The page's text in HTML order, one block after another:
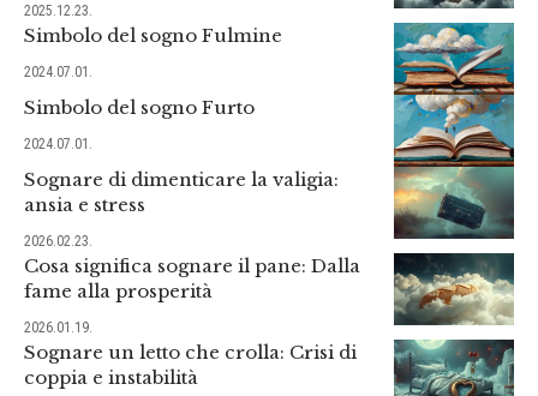
2025.12.23.
Simbolo del sogno Fulmine
2024.07.01.
Simbolo del sogno Furto
2024.07.01.
Sognare di dimenticare la valigia:
ansia e stress
2026.02.23.
Cosa significa sognare il pane: Dalla
fame alla prosperità
2026.01.19.
Sognare un letto che crolla: Crisi di
coppia e instabilità